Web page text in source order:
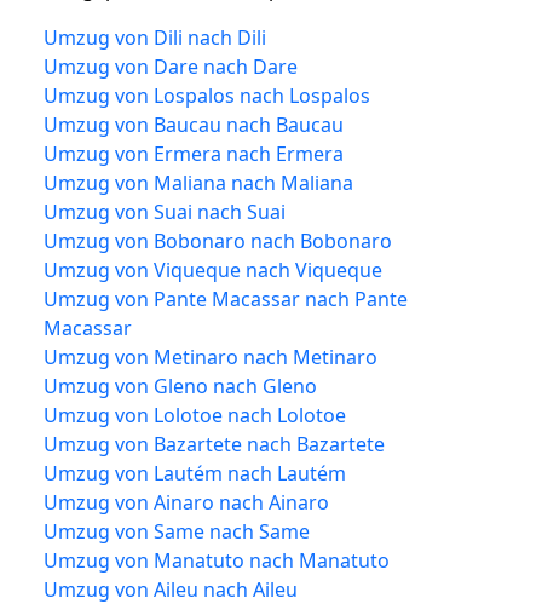
Umzug von Dili nach Dili
Umzug von Dare nach Dare
Umzug von Lospalos nach Lospalos
Umzug von Baucau nach Baucau
Umzug von Ermera nach Ermera
Umzug von Maliana nach Maliana
Umzug von Suai nach Suai
Umzug von Bobonaro nach Bobonaro
Umzug von Viqueque nach Viqueque
Umzug von Pante Macassar nach Pante
Macassar
Umzug von Metinaro nach Metinaro
Umzug von Gleno nach Gleno
Umzug von Lolotoe nach Lolotoe
Umzug von Bazartete nach Bazartete
Umzug von Lautém nach Lautém
Umzug von Ainaro nach Ainaro
Umzug von Same nach Same
Umzug von Manatuto nach Manatuto
Umzug von Aileu nach Aileu